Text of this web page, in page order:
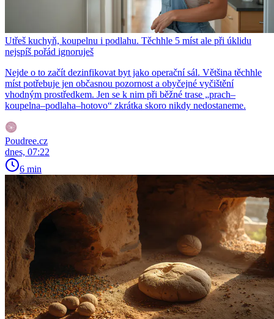
Utřeš kuchyň, koupelnu i podlahu. Těchhle 5 míst ale při úklidu
nejspíš pořád ignoruješ
Nejde o to začít dezinfikovat byt jako operační sál. Většina těchhle
míst potřebuje jen občasnou pozornost a obyčejné vyčištění
vhodným prostředkem. Jen se k nim při běžné trase „prach–
koupelna–podlaha–hotovo“ zkrátka skoro nikdy nedostaneme.
Poudree.cz
dnes, 07:22
6 min